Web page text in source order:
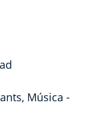
Música -